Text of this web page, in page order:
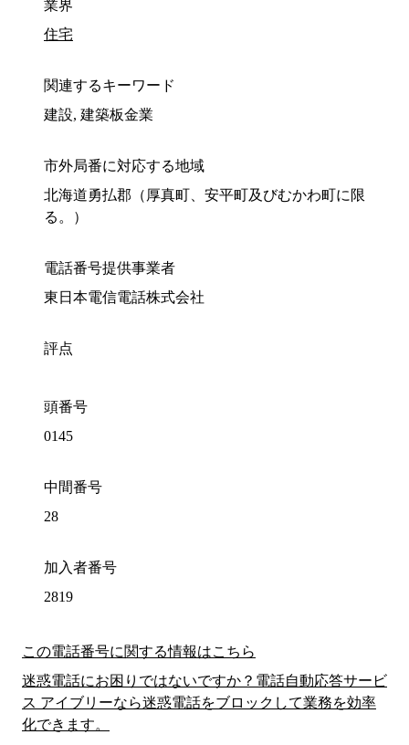
業界
住宅
関連するキーワード
建設, 建築板金業
市外局番に対応する地域
北海道勇払郡（厚真町、安平町及びむかわ町に限
る。）
電話番号提供事業者
東日本電信電話株式会社
評点
頭番号
0145
中間番号
28
加入者番号
2819
この電話番号に関する情報はこちら
迷惑電話にお困りではないですか？電話自動応答サービ
ス アイブリーなら迷惑電話をブロックして業務を効率
化できます。